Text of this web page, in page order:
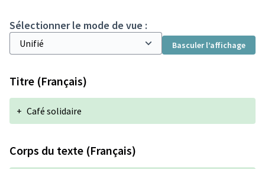
Sélectionner le mode de vue :
Basculer l’affichage
Titre (Français)
+ Café solidaire
Corps du texte (Français)